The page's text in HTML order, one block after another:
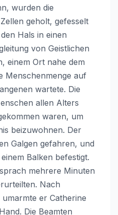
wurden die
geholt, gefesselt
Hals in einen
von Geistlichen
einem Ort nahe dem
Menschenmenge auf
wartete. Die
allen Alters
waren, um
beizuwohnen. Der
Galgen gefahren, und
Balken befestigt.
mehrere Minuten
Nach
er Catherine
Die Beamten